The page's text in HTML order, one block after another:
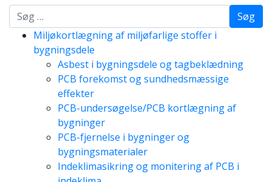
Søg
Miljøkortlægning af miljøfarlige stoffer i
bygningsdele
Asbest i bygningsdele og tagbeklædning
PCB forekomst og sundhedsmæssige
effekter
PCB-undersøgelse/PCB kortlægning af
bygninger
PCB-fjernelse i bygninger og
bygningsmaterialer
Indeklimasikring og monitering af PCB i